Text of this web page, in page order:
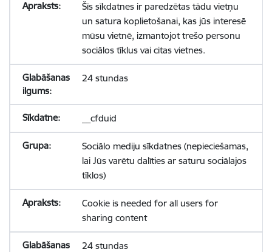
Šīs sīkdatnes ir paredzētas tādu vietņu
un satura koplietošanai, kas jūs interesē
mūsu vietnē, izmantojot trešo personu
sociālos tīklus vai citas vietnes.
24 stundas
__cfduid
Sociālo mediju sīkdatnes (nepieciešamas,
lai Jūs varētu dalīties ar saturu sociālajos
tīklos)
Cookie is needed for all users for
sharing content
24 stundas